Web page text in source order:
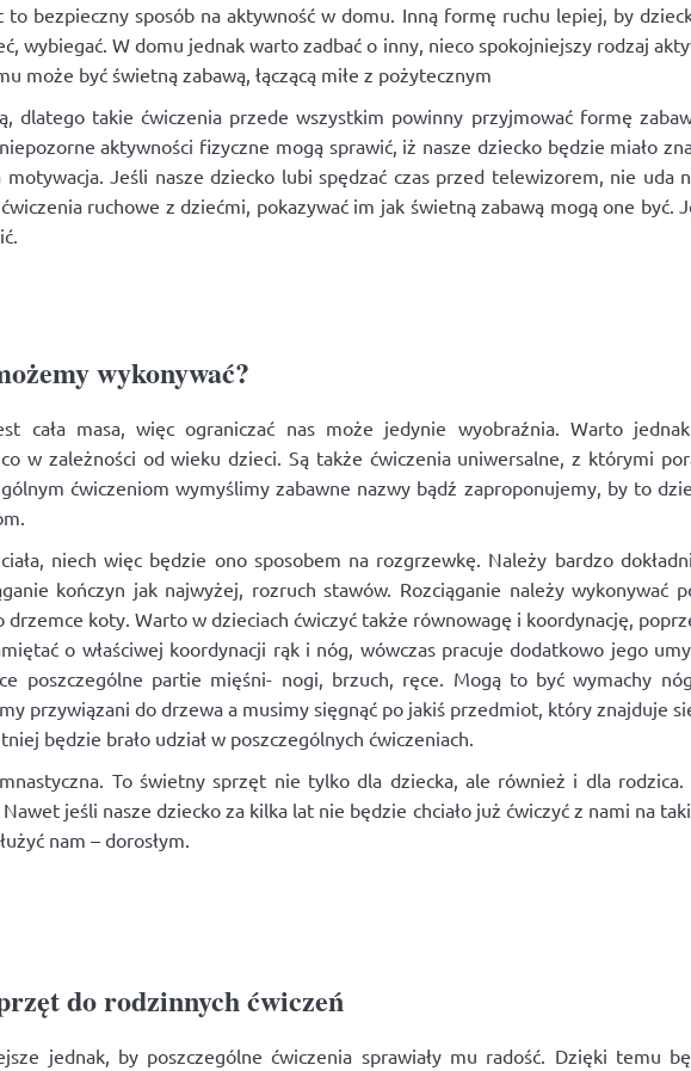
to bezpieczny sposób na aktywność w domu. Inną formę ruchu lepiej, by
wybiegać. W domu jednak warto zadbać o inny, nieco spokojniejszy rodzaj
może być świetną zabawą, łączącą miłe z pożytecznym
dlatego takie ćwiczenia przede wszystkim powinny przyjmować formę
aktywności fizyczne mogą sprawić, iż nasze dziecko będzie miało
Jeśli nasze dziecko lubi spędzać czas przed telewizorem, nie uda
ruchowe z dziećmi, pokazywać im jak świetną zabawą mogą one być.
wykonywać?
cała masa, więc ograniczać nas może jedynie wyobraźnia. Warto
w zależności od wieku dzieci. Są także ćwiczenia uniwersalne, z którymi
ćwiczeniom wymyślimy zabawne nazwy bądź zaproponujemy, by to
niech więc będzie ono sposobem na rozgrzewkę. Należy bardzo
kończyn jak najwyżej, rozruch stawów. Rozciąganie należy wykonywać
koty. Warto w dzieciach ćwiczyć także równowagę i koordynację,
o właściwej koordynacji rąk i nóg, wówczas pracuje dodatkowo jego
poszczególne partie mięśni- nogi, brzuch, ręce. Mogą to być wymachy
przywiązani do drzewa a musimy sięgnąć po jakiś przedmiot, który znajduje
będzie brało udział w poszczególnych ćwiczeniach.
To świetny sprzęt nie tylko dla dziecka, ale również i dla
jeśli nasze dziecko za kilka lat nie będzie chciało już ćwiczyć z nami na
nam – dorosłym.
do rodzinnych ćwiczeń
jednak, by poszczególne ćwiczenia sprawiały mu radość. Dzięki temu